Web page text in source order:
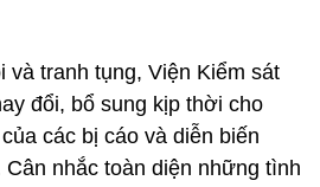
và tranh tụng, Viện Kiểm sát
đổi, bổ sung kịp thời cho
các bị cáo và diễn biến
nhắc toàn diện những tình